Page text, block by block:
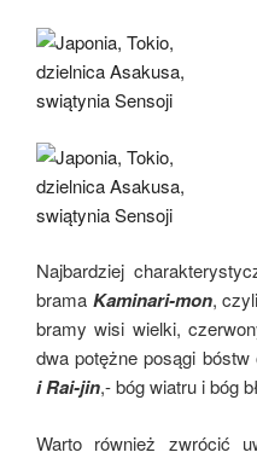
Najbardziej
brama Kaminari-mon,
bramy wisi wielki,
dwa potężne posągi
i Rai-jin,- bóg wiatru i bóg
Warto również zwrócić